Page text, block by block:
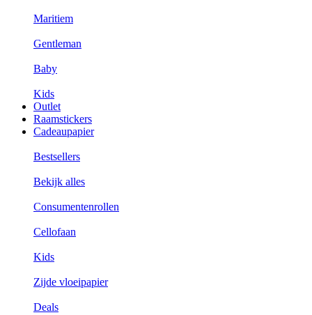
Maritiem
Gentleman
Baby
Kids
Outlet
Raamstickers
Cadeaupapier
Bestsellers
Bekijk alles
Consumentenrollen
Cellofaan
Kids
Zijde vloeipapier
Deals